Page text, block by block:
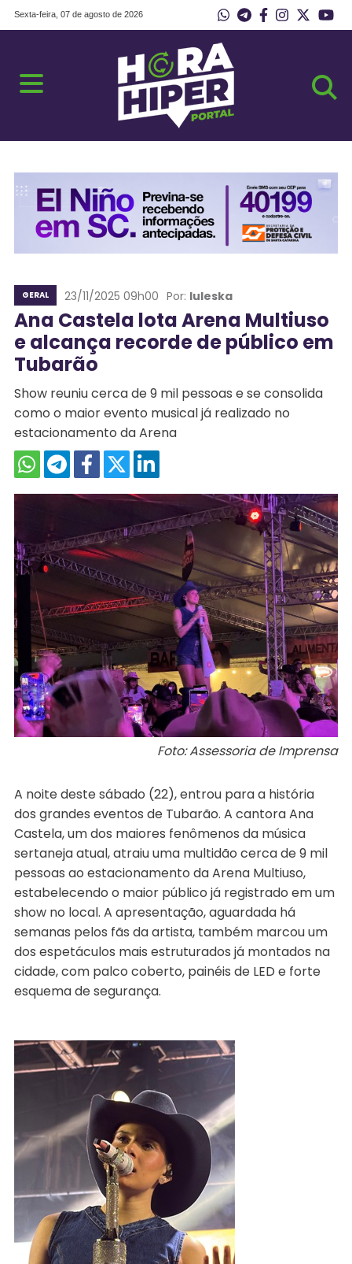
Sexta-feira, 07 de agosto de 2026
GERAL 23/11/2025 09h00 Por: Iuleska
Ana Castela lota Arena Multiuso
e alcança recorde de público em
Tubarão
Show reuniu cerca de 9 mil pessoas e se consolida
como o maior evento musical já realizado no
estacionamento da Arena
Foto: Assessoria de Imprensa
A noite deste sábado (22), entrou para a história
dos grandes eventos de Tubarão. A cantora Ana
Castela, um dos maiores fenômenos da música
sertaneja atual, atraiu uma multidão cerca de 9 mil
pessoas ao estacionamento da Arena Multiuso,
estabelecendo o maior público já registrado em um
show no local. A apresentação, aguardada há
semanas pelos fãs da artista, também marcou um
dos espetáculos mais estruturados já montados na
cidade, com palco coberto, painéis de LED e forte
esquema de segurança.